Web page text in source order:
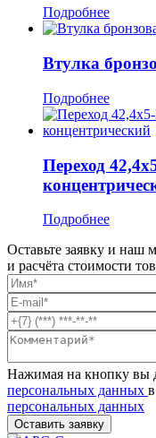
Подробнее
Втулка
Подробнее
Переход
Подробнее
Оставьте заявку и наш
и расчёта стоимости
Нажимая на кнопку вы
персональных данных
персональных данных